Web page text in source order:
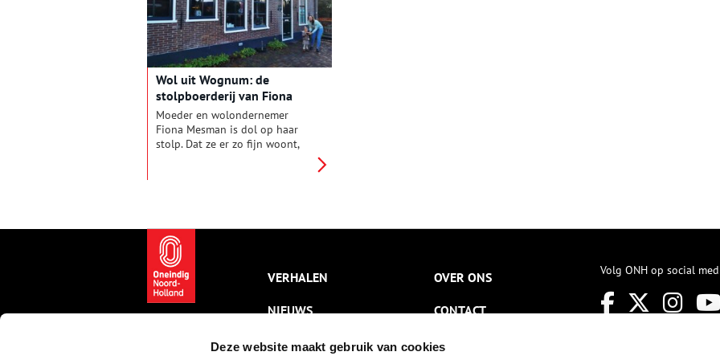
Deze website maakt gebruik van cookies
Wol uit Wognum: de
stolpboerderij van Fiona
Mesman
Moeder en wolondernemer
Fiona Mesman is dol op haar
stolp. Dat ze er zo fijn woont,
huis deelt. Samenwonen met je
schoonouders, daar moest Fiona
wel even aan wennen. Maar dit
avontuur had niet beter kunnen
uitpakken.
VERHALEN
NIEUWS
KALENDER
OVER ONS
CONTACT
NIEUWSBRIEF
Volg ONH op social